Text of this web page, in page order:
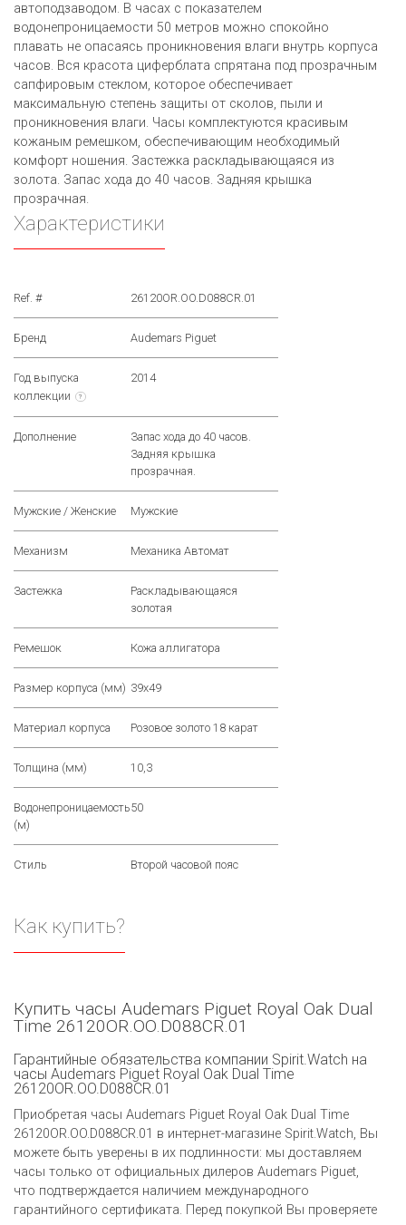
автоподзаводом. В часах с показателем
водонепроницаемости 50 метров можно спокойно
плавать не опасаясь проникновения влаги внутрь корпуса
часов. Вся красота циферблата спрятана под прозрачным
сапфировым стеклом, которое обеспечивает
максимальную степень защиты от сколов, пыли и
проникновения влаги. Часы комплектуются красивым
кожаным ремешком, обеспечивающим необходимый
комфорт ношения. Застежка раскладывающаяся из
золота. Запас хода до 40 часов. Задняя крышка
прозрачная.
Характеристики
Ref. # 26120OR.OO.D088CR.01
Бренд Audemars Piguet
Год выпуска
коллекции
?
2014
Дополнение
Запас хода до 40 часов.
Задняя крышка
прозрачная.
Мужские / Женские Мужские
Механизм Механика Автомат
Застежка
Раскладывающаяся
золотая
Ремешок Кожа аллигатора
Размер корпуса (мм) 39х49
Материал корпуса Розовое золото 18 карат
Толщина (мм) 10,3
Водонепроницаемость
(м)
50
Стиль Второй часовой пояс
Как купить?
Купить часы Audemars Piguet Royal Oak Dual
Time 26120OR.OO.D088CR.01
Гарантийные обязательства компании Spirit.Watch на
часы Audemars Piguet Royal Oak Dual Time
26120OR.OO.D088CR.01
Приобретая часы Audemars Piguet Royal Oak Dual Time
26120OR.OO.D088CR.01 в интернет-магазине Spirit.Watch, Вы
можете быть уверены в их подлинности: мы доставляем
часы только от официальных дилеров Audemars Piguet,
что подтверждается наличием международного
гарантийного сертификата. Перед покупкой Вы проверяете